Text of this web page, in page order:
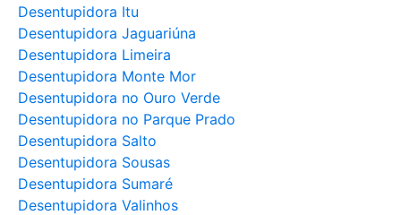
Desentupidora Itu
Desentupidora Jaguariúna
Desentupidora Limeira
Desentupidora Monte Mor
Desentupidora no Ouro Verde
Desentupidora no Parque Prado
Desentupidora Salto
Desentupidora Sousas
Desentupidora Sumaré
Desentupidora Valinhos